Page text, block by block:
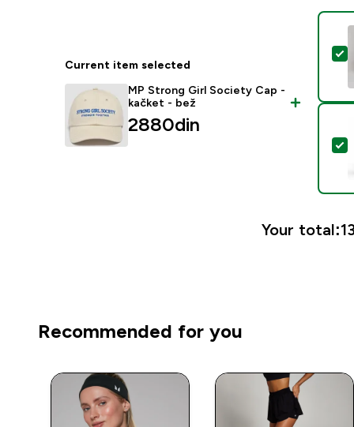
Current item selected
MP Strong Girl Society Cap -
kačket - bež
2880din‎
Your total:
Recommended for you